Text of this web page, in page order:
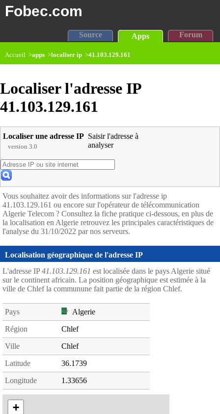
Fobec.com
Source Apps Forum
Accueil >apps >localiser ip >41.103.129.161
Localiser l'adresse IP
41.103.129.161
Localiser une adresse IP
version 3.0
Saisir l'adresse à
analyser
Vous souhaitez avoir des informations sur l'adresse ip
41.103.129.161 ou encore sur l'opérateur de télécommunication
Algerie Telecom ? Consultez la fiche pratique ci-dessous, en plus de
la localisation en Algerie retrouvez les principales caractéristiques de
l'analyse du 31/10/2022 par nos serveurs.
Localisation géographique de l'adresse IP
L'adresse IP41.103.129.161 est localisée dans le pays Algerie situé
sur le continent africain. La position géographique est estimée à la
ville de Chlef la communune fait partie de la région Chlef.
Pays Algerie
Région Chlef
Ville Chlef
Latitude 36.1739
Longitude 1.33656
+